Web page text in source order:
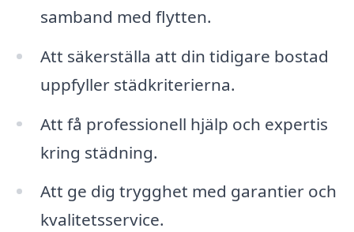
samband med flytten.
Att säkerställa att din tidigare bostad
uppfyller städkriterierna.
Att få professionell hjälp och expertis
kring städning.
Att ge dig trygghet med garantier och
kvalitetsservice.